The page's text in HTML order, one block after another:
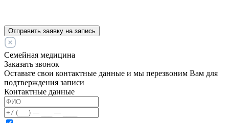
Отправить заявку на запись
Семейная медицина
Заказать звонок
Оставьте свои контактные данные и мы перезвоним Вам для
подтверждения записи
Контактные данные